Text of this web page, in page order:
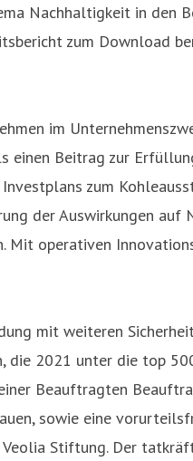
Nachhaltigkeit in den
zum Download
im
einen Beitrag zur
zum
der Auswirkungen
operativen
mit weiteren
die 2021 unter die top
Beauftragten
sowie eine
Stiftung. Der